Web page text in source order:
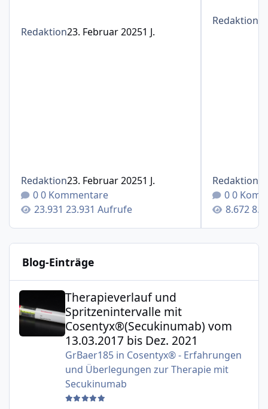
Redaktion23. Februar 20251 J.
Redaktion23. Februar 20251 J.
0 Kommentare
23.931 Aufrufe
Redaktion
Redaktion
0
Blog-Einträge
Therapieverlauf und Spritzenintervalle mit
Therapieverlauf und
Spritzenintervalle mit
Cosentyx®(Secukinumab) vom
13.03.2017 bis Dez. 2021
GrBaer185in Cosentyx® - Erfahrungen
und Überlegungen zur Therapie mit
Secukinumab